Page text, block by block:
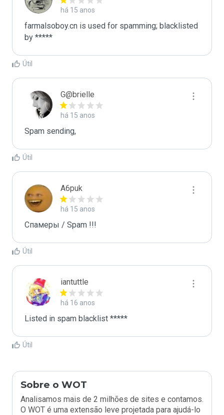
há 15 anos
farmalsoboy.cn is used for spamming; blacklisted
by *****
Útil
G@brielle
há 15 anos
Spam sending,
Útil
A6puk
há 15 anos
Спамеры / Spam !!!
Útil
iantuttle
há 16 anos
Listed in spam blacklist *****
Útil
Sobre o WOT
Analisamos mais de 2 milhões de sites e contamos.
O WOT é uma extensão leve projetada para ajudá-lo